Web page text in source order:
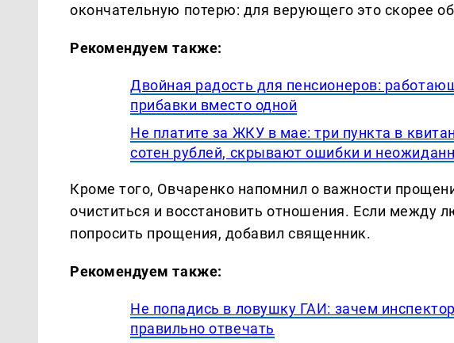
окончательную потерю: для верующего это скорее
Рекомендуем также:
Двойная радость для пенсионеров:
прибавки вместо одной
Не платите за ЖКУ в мае: три пункта в
сотен рублей, скрывают ошибки и
Кроме того, Овчаренко напомнил о важности
очиститься и восстановить отношения. Если между
попросить прощения, добавил священник.
Рекомендуем также:
Не попадись в ловушку ГАИ: зачем
правильно отвечать